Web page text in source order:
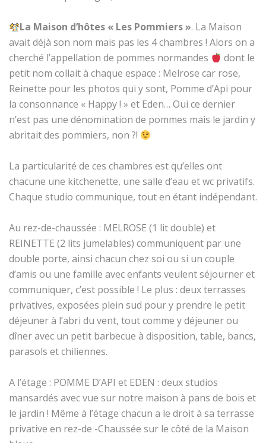
La Maison d’hôtes « Les Pommiers ». La Maison
avait déjà son nom mais pas les 4 chambres ! Alors on a
cherché l’appellation de pommes normandes
dont le
petit nom collait à chaque espace : Melrose car rose,
Reinette pour les photos qui y sont, Pomme d’Api pour
la consonnance « Happy ! » et Eden… Oui ce dernier
n’est pas une dénomination de pommes mais le jardin y
abritait des pommiers, non ?!
La particularité de ces chambres est qu’elles ont
chacune une kitchenette, une salle d’eau et wc privatifs.
Chaque studio communique, tout en étant indépendant.
Au rez-de-chaussée : MELROSE (1 lit double) et
REINETTE (2 lits jumelables) communiquent par une
double porte, ainsi chacun chez soi ou si un couple
d’amis ou une famille avec enfants veulent séjourner et
communiquer, c’est possible ! Le plus : deux terrasses
privatives, exposées plein sud pour y prendre le petit
déjeuner à l’abri du vent, tout comme y déjeuner ou
dîner avec un petit barbecue à disposition, table, bancs,
parasols et chiliennes.
A l’étage : POMME D’API et EDEN : deux studios
mansardés avec vue sur notre maison à pans de bois et
le jardin ! Même à l’étage chacun a le droit à sa terrasse
privative en rez-de -Chaussée sur le côté de la Maison